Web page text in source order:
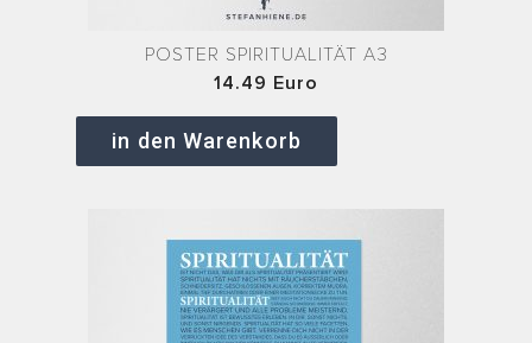
POSTER SPIRITUALITÄT A3
14.49 Euro
in den Warenkorb